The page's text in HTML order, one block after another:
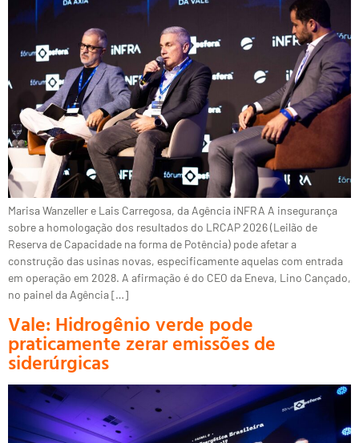
Marisa Wanzeller e Lais Carregosa, da Agência iNFRA A insegurança
sobre a homologação dos resultados do LRCAP 2026 (Leilão de
Reserva de Capacidade na forma de Potência) pode afetar a
construção das usinas novas, especificamente aquelas com entrada
em operação em 2028. A afirmação é do CEO da Eneva, Lino Cançado,
no painel da Agência […]
Vale: Hidrogênio verde pode
praticamente zerar emissões de
siderúrgicas